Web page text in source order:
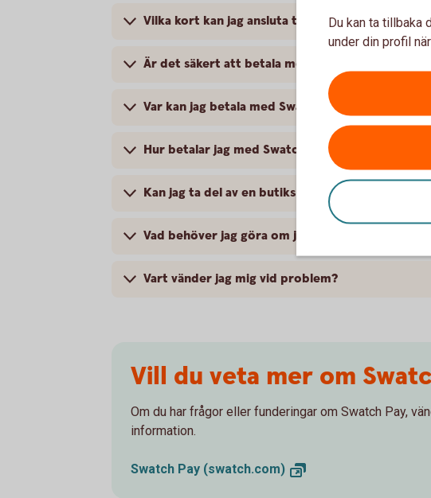
Vilka kort kan jag ansluta till Swatch Pay?
Är det säkert att betala med Swatch Pay?
Var kan jag betala med Swatch Pay?
Hur betalar jag med Swatch Pay?
Kan jag ta del av en butiks medlemsprogram när
Vad behöver jag göra om jag blivit av med min
Vart vänder jag mig vid problem?
Vill du veta mer om
Om du har frågor eller funderingar om Swatch Pay,
information.
Swatch Pay (swatch.com)
Du kan ta tillbaka
under din profil